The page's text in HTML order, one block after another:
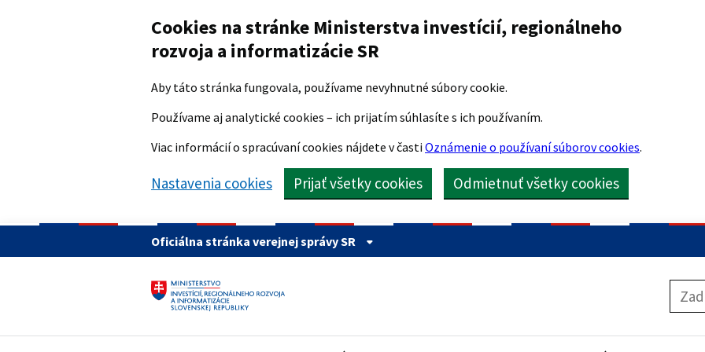
Cookies na stránke Ministerstva investícií, regionálneho
rozvoja a informatizácie SR
Aby táto stránka fungovala, používame nevyhnutné súbory cookie.
Používame aj analytické cookies – ich prijatím súhlasíte s ich používaním.
Viac informácií o spracúvaní cookies nájdete v časti Oznámenie o používaní súborov cookies.
Nastavenia cookies Prijať všetky cookies Odmietnuť všetky cookies
Oficiálna stránka verejnej správy SR